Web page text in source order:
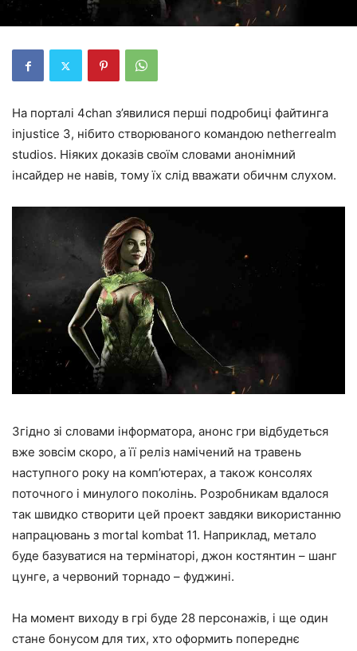
На порталі 4chan з’явилися перші подробиці файтинга
injustice 3, нібито створюваного командою netherrealm
studios. Ніяких доказів своїм словами анонімний
інсайдер не навів, тому їх слід вважати обичнм слухом.
Згідно зі словами інформатора, анонс гри відбудеться
вже зовсім скоро, а її реліз намічений на травень
наступного року на комп’ютерах, а також консолях
поточного і минулого поколінь. Розробникам вдалося
так швидко створити цей проект завдяки використанню
напрацювань з mortal kombat 11. Наприклад, метало
буде базуватися на термінаторі, джон костянтин – шанг
цунге, а червоний торнадо – фуджині.
На момент виходу в грі буде 28 персонажів, і ще один
стане бонусом для тих, хто оформить попереднє